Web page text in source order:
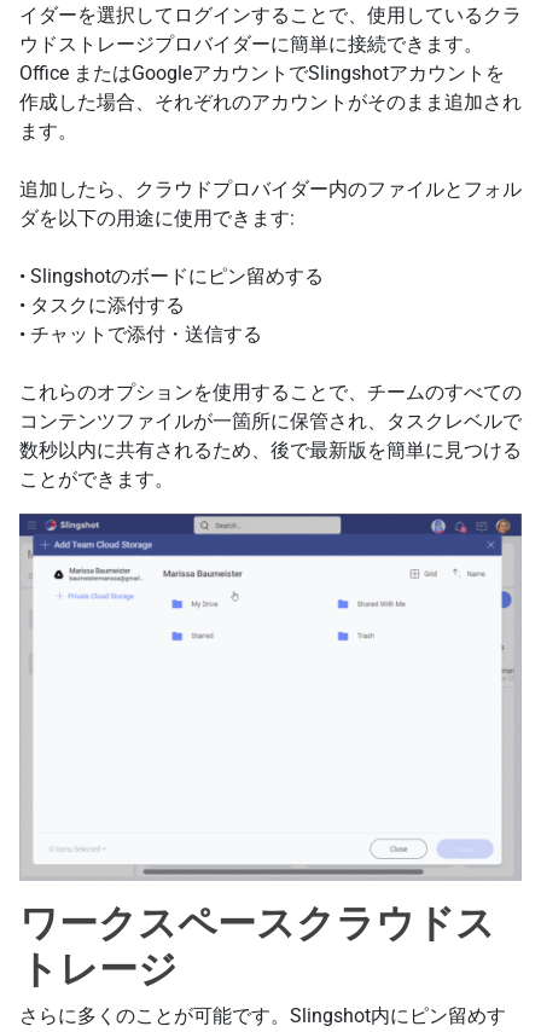
イダーを選択してログインすることで、使用しているクラ
ウドストレージプロバイダーに簡単に接続できます。
Office またはGoogleアカウントでSlingshotアカウントを
作成した場合、それぞれのアカウントがそのまま追加され
ます。
追加したら、クラウドプロバイダー内のファイルとフォル
ダを以下の用途に使用できます:
• Slingshotのボードにピン留めする
• タスクに添付する
• チャットで添付・送信する
これらのオプションを使用することで、チームのすべての
コンテンツファイルが一箇所に保管され、タスクレベルで
数秒以内に共有されるため、後で最新版を簡単に見つける
ことができます。
ワークスペースクラウドス
トレージ
さらに多くのことが可能です。Slingshot内にピン留めす